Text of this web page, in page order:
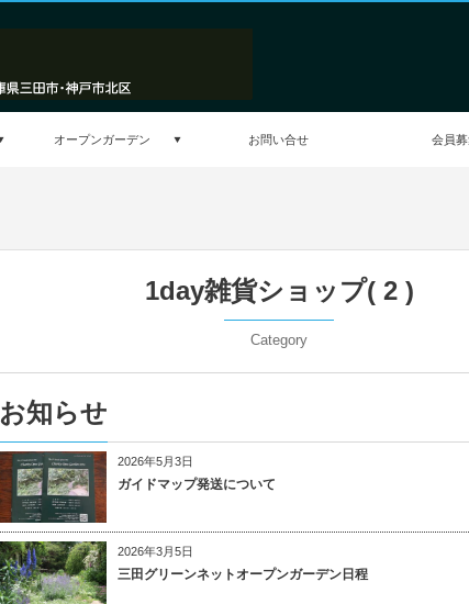
オープンガーデン お問い合せ 会員
1day雑貨ショップ( 2 )
Category
お知らせ
2026年5月3日
ガイドマップ発送について
2026年3月5日
三田グリーンネットオープンガーデン日程